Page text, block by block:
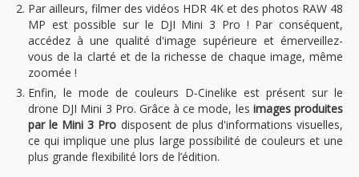
Par ailleurs, filmer des vidéos HDR 4K et des photos RAW 48
MP est possible sur le DJI Mini 3 Pro ! Par conséquent,
accédez à une qualité d'image supérieure et émerveillez-
vous de la clarté et de la richesse de chaque image, même
zoomée !
Enfin, le mode de couleurs D-Cinelike est présent sur le
drone DJI Mini 3 Pro. Grâce à ce mode, les images produites
par le Mini 3 Pro disposent de plus d'informations visuelles,
ce qui implique une plus large possibilité de couleurs et une
plus grande flexibilité lors de l’édition.